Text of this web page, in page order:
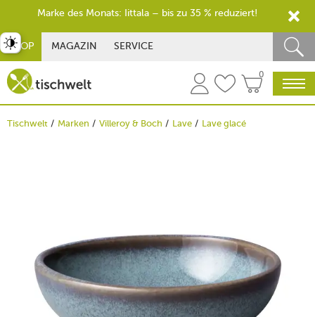
SHOP MAGAZIN SERVICE
0
Tischwelt Marken Villeroy & Boch Lave Lave glacé
umschalten
Marke des Monats: Iittala – bis zu 35 % reduziert!